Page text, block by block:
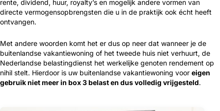
rente, dividend, huur, royalty’s en mogelijk andere vormen van
directe vermogensopbrengsten die u in de praktijk ook écht heeft
ontvangen.
Met andere woorden komt het er dus op neer dat wanneer je de
buitenlandse vakantiewoning of het tweede huis niet verhuurt, de
Nederlandse belastingdienst het werkelijke genoten rendement op
nihil stelt. Hierdoor is uw buitenlandse vakantiewoning voor eigen
gebruik niet meer in box 3 belast en dus volledig vrijgesteld.